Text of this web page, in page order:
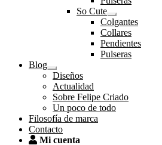
menú
So Cute
Expandir
el
menú
hijo
Colgantes
Collares
Pendientes
Pulseras
Blog
Expandir
el
menú
hijo
Diseños
Actualidad
Sobre Felipe Criado
Un poco de todo
Filosofía de marca
Contacto
Mi cuenta